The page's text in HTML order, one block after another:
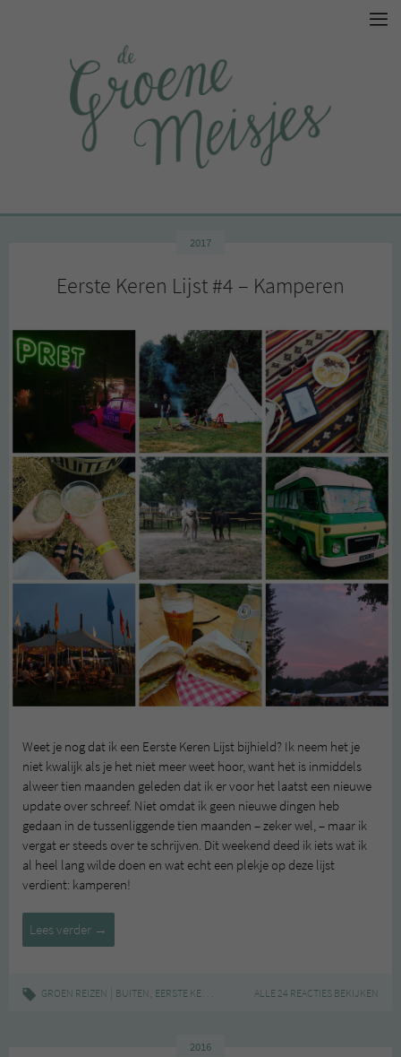
2017
Eerste Keren Lijst #4 – Kamperen
Weet je nog dat ik een Eerste Keren Lijst bijhield? Ik neem het je
niet kwalijk als je het niet meer weet hoor, want het is inmiddels
alweer tien maanden geleden dat ik er voor het laatst een nieuwe
update over schreef. Niet omdat ik geen nieuwe dingen heb
gedaan in de tussenliggende tien maanden – zeker wel, – maar ik
vergat er steeds over te schrijven. Dit weekend deed ik iets wat ik
al heel lang wilde doen en wat echt een plekje op deze lijst
verdient: kamperen!
Lees verder Eerste
Keren
#4
→
GROEN REIZEN BUITEN, EERSTE KEREN KAMPEREN,VAKANTIE
ALLE 24 REACTIES BEKIJKEN
2016